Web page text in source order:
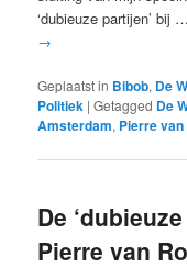
‘dubieuze partijen’ bij …
→
Geplaatst in Bibob, De
Politiek |Getagged De
Amsterdam, Pierre
De
Pierre van